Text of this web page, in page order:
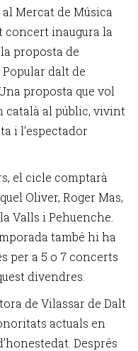
al Mercat de Música
concert inaugura la
proposta de
dalt de
proposta que vol
català al públic, vivint
i l'espectador
el cicle comptarà
Oliver, Roger Mas,
Valls i Pehuenche.
també hi ha
per a 5 o 7 concerts
divendres.
de Vilassar de Dalt
actuals en
Després